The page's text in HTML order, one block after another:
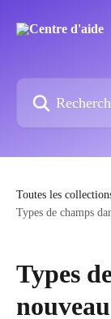
Toutes les
Types de champs
Types